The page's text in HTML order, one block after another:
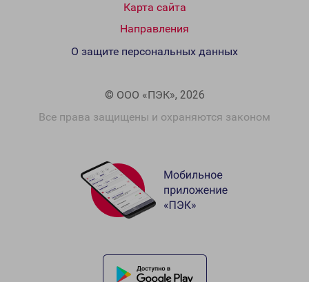
Карта сайта
Направления
© ООО «ПЭК», 2026
Все права защищены и охраняются законом
О защите персональных данных